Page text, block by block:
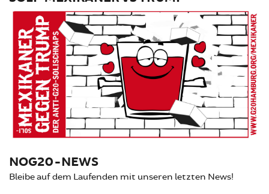
NOG20-NEWS
Bleibe auf dem Laufenden mit unseren letzten News!